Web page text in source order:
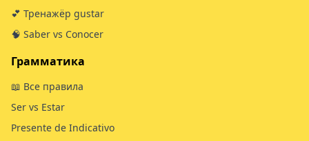
💕 Тренажёр gustar
🧠 Saber vs Conocer
Грамматика
📖 Все правила
Ser vs Estar
Presente de Indicativo